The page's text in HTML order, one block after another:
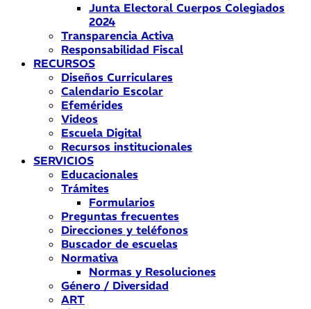
Junta Electoral Cuerpos Colegiados
2024
Transparencia Activa
Responsabilidad Fiscal
RECURSOS
Diseños Curriculares
Calendario Escolar
Efemérides
Videos
Escuela Digital
Recursos institucionales
SERVICIOS
Educacionales
Trámites
Formularios
Preguntas frecuentes
Direcciones y teléfonos
Buscador de escuelas
Normativa
Normas y Resoluciones
Género / Diversidad
ART